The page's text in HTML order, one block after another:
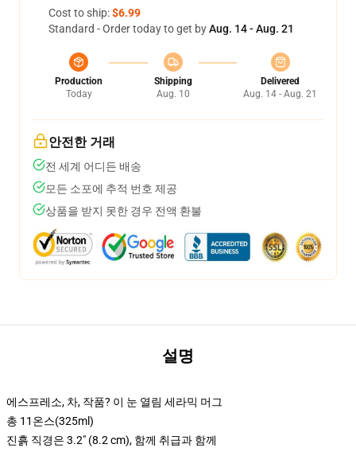
Cost to ship:$6.99
Standard - Order today to get byAug. 14 - Aug. 21
Production
Today
Shipping
Aug. 10
Delivered
Aug. 14 - Aug. 21
안전한 거래
전 세계 어디든 배송
모든 소포에 추적 번호 제공
상품을 받지 못한 경우 전액 환불
설명
에스프레소, 차, 작품? 이 눈 열림 세라믹 머그
총 11온스(325ml)
진흙 직경은 3.2" (8.2 cm), 함께 취급과 함께